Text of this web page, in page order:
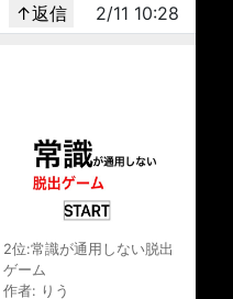
↑返信
2/11 10:28
2位:常識が通用しない脱出
ゲーム
作者: りう